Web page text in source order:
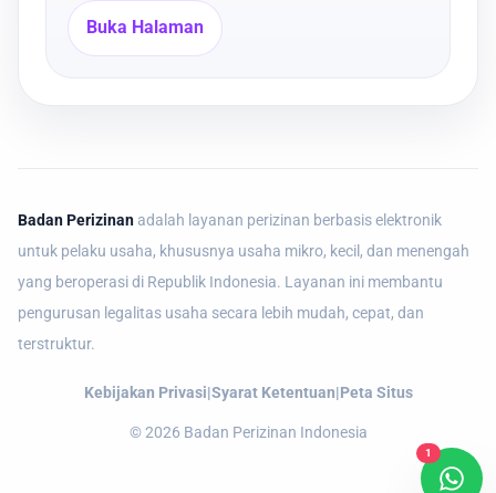
Buka Halaman
Badan Perizinan adalah layanan perizinan berbasis elektronik
untuk pelaku usaha, khususnya usaha mikro, kecil, dan menengah
yang beroperasi di Republik Indonesia. Layanan ini membantu
pengurusan legalitas usaha secara lebih mudah, cepat, dan
terstruktur.
Kebijakan Privasi|Syarat Ketentuan|Peta Situs
©2026 Badan Perizinan Indonesia
1